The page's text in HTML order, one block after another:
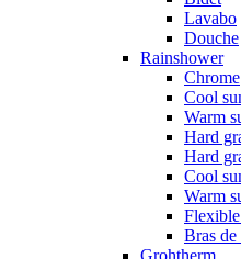
Lavabo
Douche
Rainshower
Chrome
Cool
Warm
Hard
Hard
Cool
Warm
Bras de